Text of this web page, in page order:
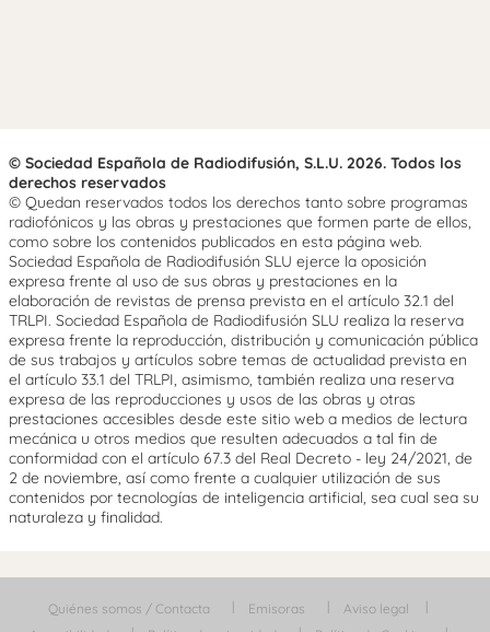
© Sociedad Española de Radiodifusión, S.L.U. 2026. Todos los
derechos reservados
© Quedan reservados todos los derechos tanto sobre programas
radiofónicos y las obras y prestaciones que formen parte de ellos,
como sobre los contenidos publicados en esta página web.
Sociedad Española de Radiodifusión SLU ejerce la oposición
expresa frente al uso de sus obras y prestaciones en la
elaboración de revistas de prensa prevista en el artículo 32.1 del
TRLPI. Sociedad Española de Radiodifusión SLU realiza la reserva
expresa frente la reproducción, distribución y comunicación pública
de sus trabajos y artículos sobre temas de actualidad prevista en
el artículo 33.1 del TRLPI, asimismo, también realiza una reserva
expresa de las reproducciones y usos de las obras y otras
prestaciones accesibles desde este sitio web a medios de lectura
mecánica u otros medios que resulten adecuados a tal fin de
conformidad con el artículo 67.3 del Real Decreto - ley 24/2021, de
2 de noviembre, así como frente a cualquier utilización de sus
contenidos por tecnologías de inteligencia artificial, sea cual sea su
naturaleza y finalidad.
Quiénes somos / Contacta Emisoras
Aviso legal